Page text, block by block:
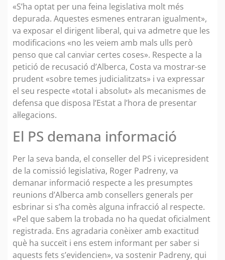
«S’ha optat per una feina legislativa molt més
depurada. Aquestes esmenes entraran igualment»,
va exposar el dirigent liberal, qui va admetre que les
modificacions «no les veiem amb mals ulls però
penso que cal canviar certes coses». Respecte a la
petició de recusació d’Alberca, Costa va mostrar-se
prudent «sobre temes judicialitzats» i va expressar
el seu respecte «total i absolut» als mecanismes de
defensa que disposa l’Estat a l’hora de presentar
al·legacions.
El PS demana informació
Per la seva banda, el conseller del PS i vicepresident
de la comissió legislativa, Roger Padreny, va
demanar informació respecte a les presumptes
reunions d’Alberca amb consellers generals per
esbrinar si s’ha comès alguna infracció al respecte.
«Pel que sabem la trobada no ha quedat oficialment
registrada. Ens agradaria conèixer amb exactitud
què ha succeït i ens estem informant per saber si
aquests fets s’evidencien», va sostenir Padreny, qui